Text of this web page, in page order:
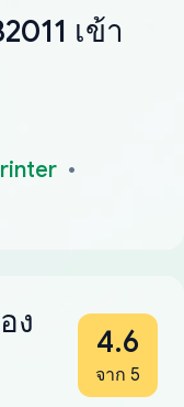
เข้า
ง
4.6
จาก 5